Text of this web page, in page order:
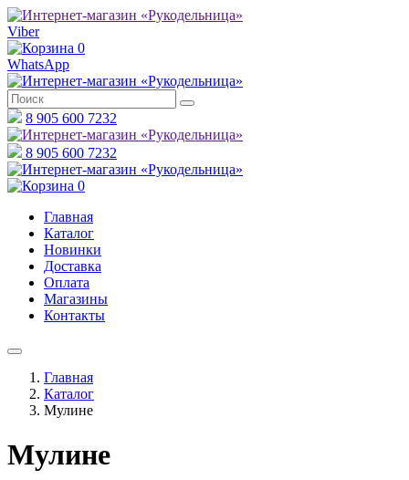
Viber
0
WhatsApp
8 905 600 7232
8 905 600 7232
0
Главная
Каталог
Новинки
Доставка
Оплата
Магазины
Контакты
Главная
Каталог
Мулине
Мулине